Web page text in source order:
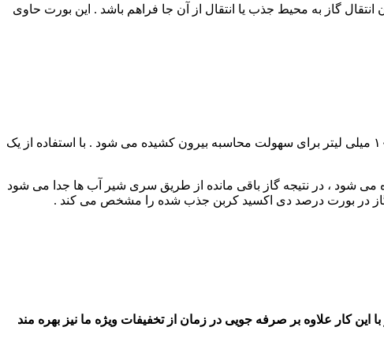
گاز به محیط جذب یا انتقال از آن جا فراهم باشد . این بورت حاوی
با استفاده از یک سری لوله ی لاستیکی ، گازی که قرار است آنالیز شود. چندین بار به داخل بورت کشیده و خارج می شود . معمولا ، ۱۰۰ میلی لیتر برای سهولت محاسبه بیرون کشیده می شود . با استفاده از یک
شود ، در نتیجه گاز باقی مانده از طریق سری شیر آب ها جدا می شود
در بورت درصد دی اکسید کربن جذب شده را مشخص می کند .
با این کار علاوه بر صرفه جویی در زمان از تخفیفات ویژه ما نیز بهره مند